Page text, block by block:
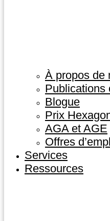
À propos de
Publications
Blogue
Prix
AGA et AGE
Offres
Services
Ressources